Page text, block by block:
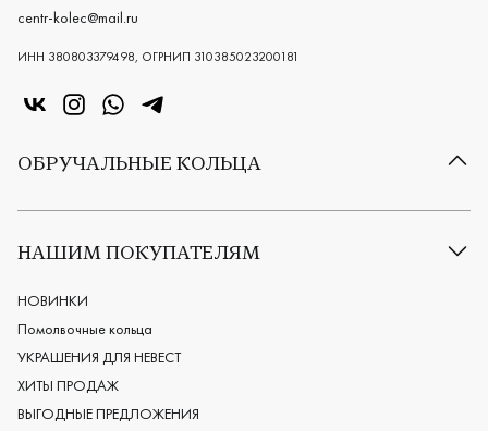
centr-kolec@mail.ru
ИНН 380803379498, ОГРНИП 310385023200181
«Центр колец» в VK
«Центр колец» в Instagram
«Центр колец» в Whatsapp
«Центр колец» в Telegram
ОБРУЧАЛЬНЫЕ КОЛЬЦА
Все обручальные кольца
Европейские обручальные кольца
Мужские обручальные кольца
Женские обручальные кольца
Обручальные кольца из платины
Дизайнерские обручальные кольца
Черные обручальные кольца
НАШИМ ПОКУПАТЕЛЯМ
НОВИНКИ
Помолвочные кольца
УКРАШЕНИЯ ДЛЯ НЕВЕСТ
ХИТЫ ПРОДАЖ
ВЫГОДНЫЕ ПРЕДЛОЖЕНИЯ